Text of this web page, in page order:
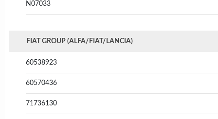
N07033
FIAT GROUP (ALFA/FIAT/LANCIA)
60538923
60570436
71736130